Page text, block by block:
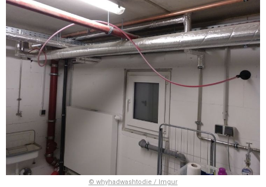
© whyhadwashtodie / Imgur